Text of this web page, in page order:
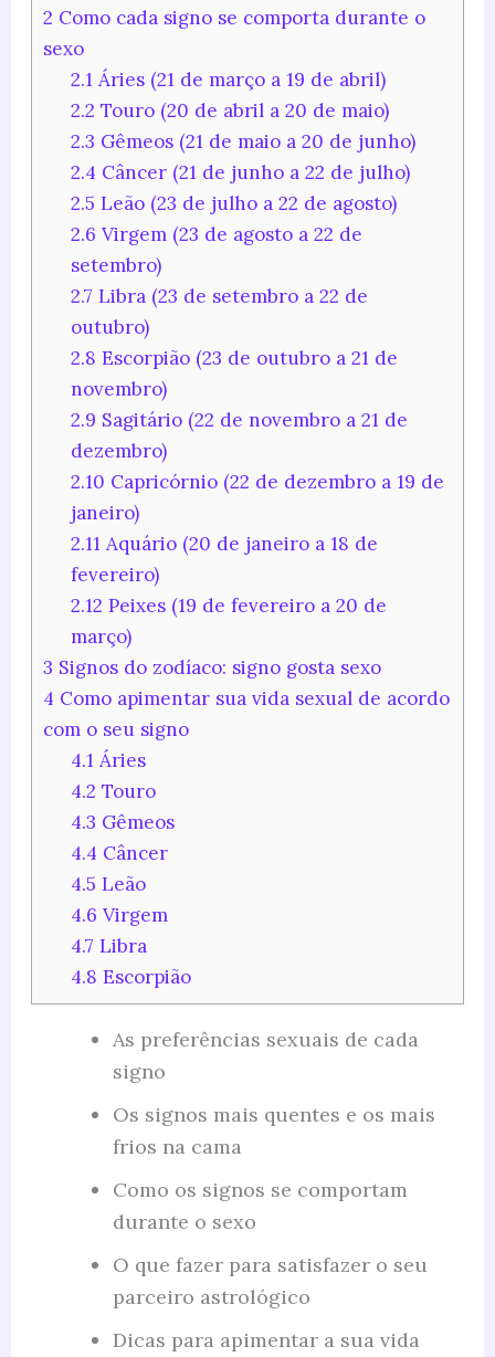
2 Como cada signo se comporta durante o
sexo
2.1 Áries (21 de março a 19 de abril)
2.2 Touro (20 de abril a 20 de maio)
2.3 Gêmeos (21 de maio a 20 de junho)
2.4 Câncer (21 de junho a 22 de julho)
2.5 Leão (23 de julho a 22 de agosto)
2.6 Virgem (23 de agosto a 22 de
setembro)
2.7 Libra (23 de setembro a 22 de
outubro)
2.8 Escorpião (23 de outubro a 21 de
novembro)
2.9 Sagitário (22 de novembro a 21 de
dezembro)
2.10 Capricórnio (22 de dezembro a 19 de
janeiro)
2.11 Aquário (20 de janeiro a 18 de
fevereiro)
2.12 Peixes (19 de fevereiro a 20 de
março)
3 Signos do zodíaco: signo gosta sexo
4 Como apimentar sua vida sexual de acordo
com o seu signo
4.1 Áries
4.2 Touro
4.3 Gêmeos
4.4 Câncer
4.5 Leão
4.6 Virgem
4.7 Libra
4.8 Escorpião
As preferências sexuais de cada
signo
Os signos mais quentes e os mais
frios na cama
Como os signos se comportam
durante o sexo
O que fazer para satisfazer o seu
parceiro astrológico
Dicas para apimentar a sua vida